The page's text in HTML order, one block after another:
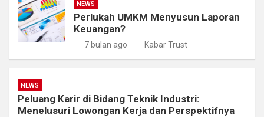
NEWS
Perlukah UMKM Menyusun Laporan
Keuangan?
7 bulan ago Kabar Trust
NEWS
Peluang Karir di Bidang Teknik Industri:
Menelusuri Lowongan Kerja dan Perspektifnya